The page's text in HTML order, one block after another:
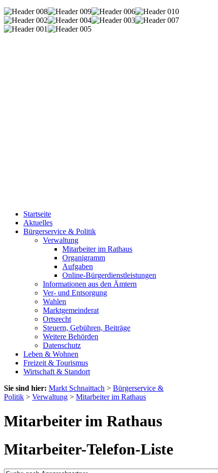
Startseite
Aktuelles
Bürgerservice & Politik
Verwaltung
Mitarbeiter im Rathaus
Organigramm
Aufgaben
Online-Bürgerdienstleistungen
Informationen aus den Ämtern
Ver- und Entsorgung
Wahlen
Marktgemeinderat
Ortsrecht
Steuern, Gebühren, Beiträge
Weitere Behörden
Datenschutz
Leben & Wohnen
Freizeit & Tourismus
Wirtschaft & Standort
Sie sind hier: Markt Schnaittach > Bürgerservice &
Politik > Verwaltung > Mitarbeiter im Rathaus
Mitarbeiter im Rathaus
Mitarbeiter-Telefon-Liste